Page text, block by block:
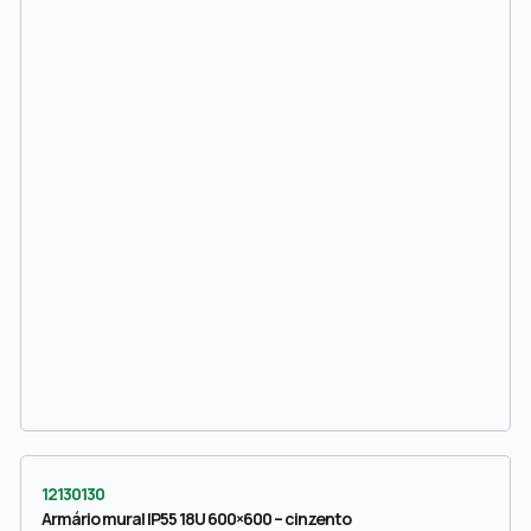
12130130
Armário mural IP55 18U 600×600 – cinzento